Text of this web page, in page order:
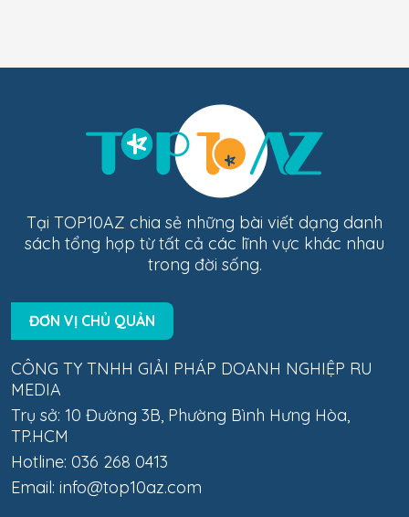
Tại TOP10AZ chia sẻ những bài viết dạng danh
sách tổng hợp từ tất cả các lĩnh vực khác nhau
trong đời sống.
ĐƠN VỊ CHỦ QUẢN
CÔNG TY TNHH GIẢI PHÁP DOANH NGHIỆP RU
MEDIA
Trụ sở: 10 Đường 3B, Phường Bình Hưng Hòa,
TP.HCM
Hotline: 036 268 0413
Email: info@top10az.com